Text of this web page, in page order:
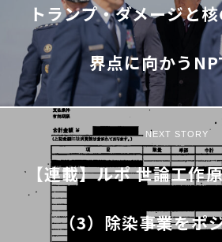
トランプ・ダメージと核
界点に向かう
NEXT STORY
【連載】ルポ 世論工作
（3）除染事業をポ